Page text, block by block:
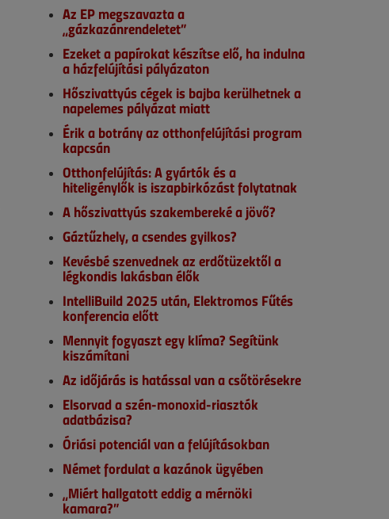
Az EP megszavazta a
„gázkazánrendeletet”
Ezeket a papírokat készítse elő, ha indulna
a házfelújítási pályázaton
Hőszivattyús cégek is bajba kerülhetnek a
napelemes pályázat miatt
Érik a botrány az otthonfelújítási program
kapcsán
Otthonfelújítás: A gyártók és a
hiteligénylők is iszapbirkózást folytatnak
A hőszivattyús szakembereké a jövő?
Gáztűzhely, a csendes gyilkos?
Kevésbé szenvednek az erdőtüzektől a
légkondis lakásban élők
IntelliBuild 2025 után, Elektromos Fűtés
konferencia előtt
Mennyit fogyaszt egy klíma? Segítünk
kiszámítani
Az időjárás is hatással van a csőtörésekre
Elsorvad a szén-monoxid-riasztók
adatbázisa?
Óriási potenciál van a felújításokban
Német fordulat a kazánok ügyében
„Miért hallgatott eddig a mérnöki
kamara?”